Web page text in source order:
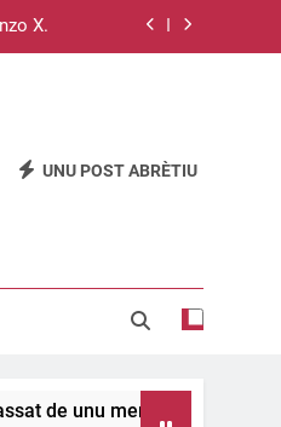
X.
UNU POST ABRÈTIU
a s’àteru, 11 e 12.